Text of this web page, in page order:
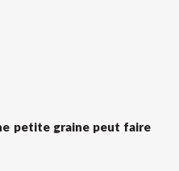
petite graine peut faire